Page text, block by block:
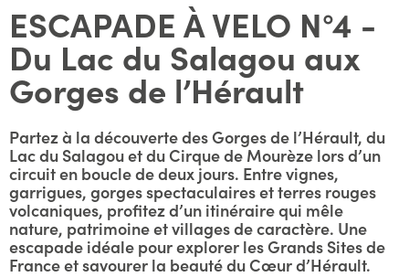
ESCAPADE À VELO N°4 -
Du Lac du Salagou aux
Gorges de l’Hérault
Partez à la découverte des Gorges de l’Hérault, du
Lac du Salagou et du Cirque de Mourèze lors d’un
circuit en boucle de deux jours. Entre vignes,
garrigues, gorges spectaculaires et terres rouges
volcaniques, profitez d’un itinéraire qui mêle
nature, patrimoine et villages de caractère. Une
escapade idéale pour explorer les Grands Sites de
France et savourer la beauté du Cœur d’Hérault.